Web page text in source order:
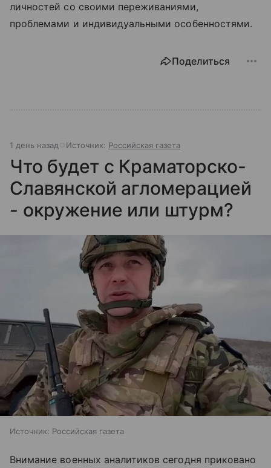
личностей со своими переживаниями,
проблемами и индивидуальными особенностями.
Поделиться
1 день назад Источник: Российская газета
Что будет с Краматорско-
Славянской агломерацией
- окружение или штурм?
Источник: Российская газета
Внимание военных аналитиков сегодня приковано